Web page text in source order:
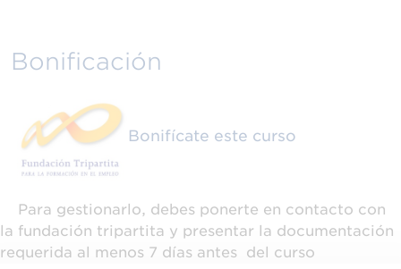
Bonificación
Bonifícate este curso
la fundación tripartita y presentar la documentación
requerida al menos 7 días antes del curso